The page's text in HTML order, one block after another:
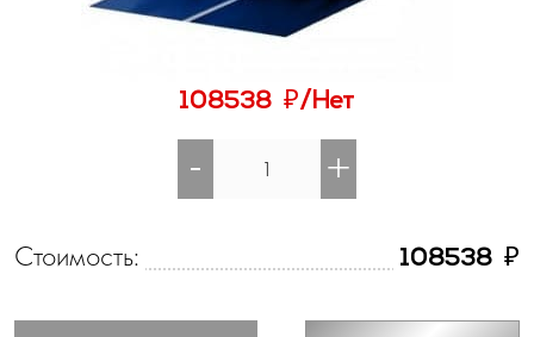
108538 ₽/Нет
- +
Стоимость: 108538 ₽